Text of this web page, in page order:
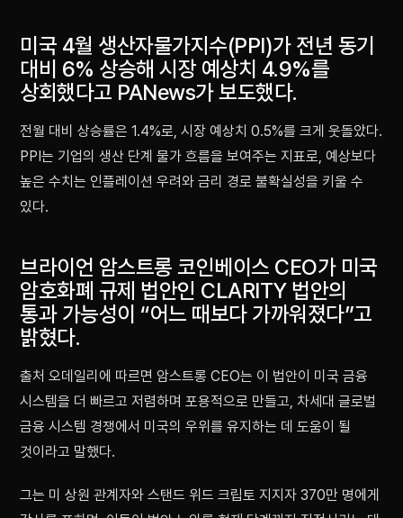
미국 4월 생산자물가지수(PPI)가 전년 동기
대비 6% 상승해 시장 예상치 4.9%를
상회했다고 PANews가 보도했다.
전월 대비 상승률은 1.4%로, 시장 예상치 0.5%를 크게 웃돌았다.
PPI는 기업의 생산 단계 물가 흐름을 보여주는 지표로, 예상보다
높은 수치는 인플레이션 우려와 금리 경로 불확실성을 키울 수
있다.
브라이언 암스트롱 코인베이스 CEO가 미국
암호화폐 규제 법안인 CLARITY 법안의
통과 가능성이 “어느 때보다 가까워졌다”고
밝혔다.
출처 오데일리에 따르면 암스트롱 CEO는 이 법안이 미국 금융
시스템을 더 빠르고 저렴하며 포용적으로 만들고, 차세대 글로벌
금융 시스템 경쟁에서 미국의 우위를 유지하는 데 도움이 될
것이라고 말했다.
그는 미 상원 관계자와 스탠드 위드 크립토 지지자 370만 명에게